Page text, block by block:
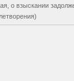
о взыскании